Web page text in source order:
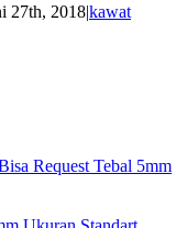
27th, 2018|kawat
Request Tebal 5mm